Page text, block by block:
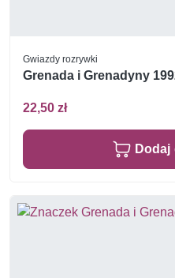
Gwiazdy rozrywki
Grenada i Grenadyny
22,50 zł
Dodaj